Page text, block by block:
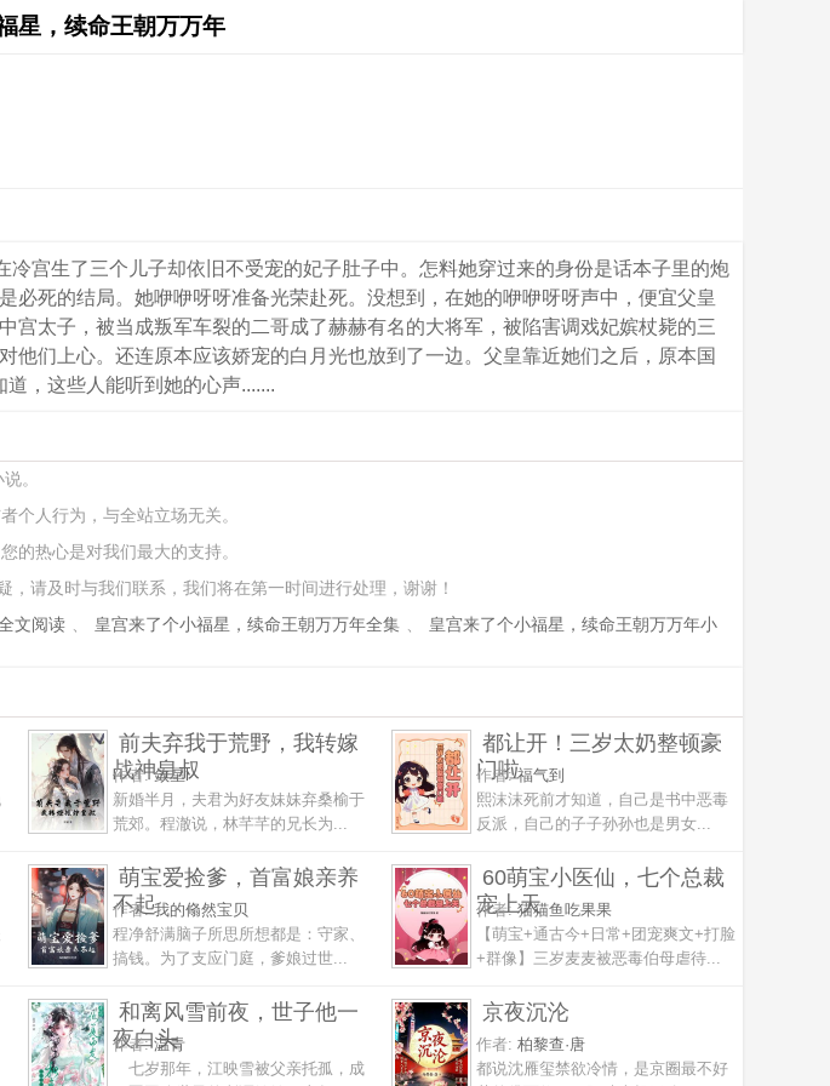
星，续命王朝万万年
宫生了三个儿子却依旧不受宠的妃子肚子中。怎料她穿过来的身份是话本子里的炮
死的结局。她咿咿呀呀准备光荣赴死。没想到，在她的咿咿呀呀声中，便宜父皇
太子，被当成叛军车裂的二哥成了赫赫有名的大将军，被陷害调戏妃嫔杖毙的三
们上心。还连原本应该娇宠的白月光也放到了一边。父皇靠近她们之后，原本国
，这些人能听到她的心声.......
。
个人行为，与全站立场无关。
的热心是对我们最大的支持。
，请及时与我们联系，我们将在第一时间进行处理，谢谢！
文阅读 、 皇宫来了个小福星，续命王朝万万年全集 、
皇宫来了个小福星，续命王朝万万年小
前夫弃我于荒野，我转嫁
战神皇叔
作者:敛星l
新婚半月，夫君为好友妹妹弃桑榆于
荒郊。程澈说，林芊芊的兄长为...
都让开！三岁太奶整顿豪
门啦
作者:福气到
熙沫沫死前才知道，自己是书中恶毒
反派，自己的子子孙孙也是男女...
萌宝爱捡爹，首富娘亲养
不起
作者:我的翛然宝贝
程净舒满脑子所思所想都是：守家、
搞钱。为了支应门庭，爹娘过世...
60萌宝小医仙，七个总裁
宠上天
作者:猫猫鱼吃果果
【萌宝+通古今+日常+团宠爽文+打脸
+群像】三岁麦麦被恶毒伯母虐待...
和离风雪前夜，世子他一
夜白头
作者:温青
七岁那年，江映雪被父亲托孤，成
京夜沉沦
作者: 柏黎查·唐
都说沈雁玺禁欲冷情，是京圈最不好